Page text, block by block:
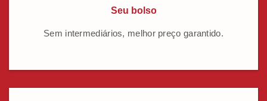
Seu bolso
Sem intermediários, melhor preço garantido.